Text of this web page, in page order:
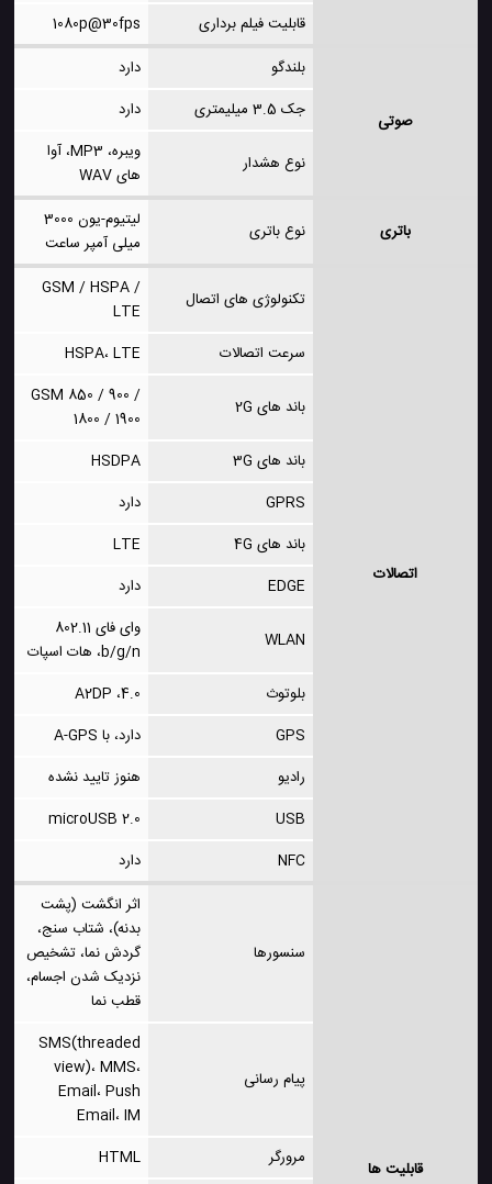
قابلیت فیلم برداری 1080p@30fps
صوتی
بلندگو
دارد
جک 3.5 میلیمتری
دارد
نوع هشدار
ویبره، MP3، آوا
های WAV
باتری نوع باتری
لیتیوم-یون 3000
میلی آمپر ساعت
اتصالات
تکنولوژی های اتصال
GSM / HSPA /
LTE
سرعت اتصالات
HSPA، LTE
باند های 2G
GSM 850 / 900 /
1800 / 1900
باند های 3G
HSDPA
GPRS
دارد
باند های 4G
LTE
EDGE
دارد
WLAN
وای فای 802.11
b/g/n، هات اسپات
بلوتوث
4.0، A2DP
GPS
دارد، با A-GPS
رادیو
هنوز تایید نشده
USB
microUSB 2.0
NFC
دارد
قابلیت ها
سنسورها
اثر انگشت (پشت
بدنه)، شتاب سنج،
گردش نما، تشخیص
نزدیک شدن اجسام،
قطب نما
پیام رسانی
SMS(threaded
view)، MMS،
Email، Push
Email، IM
مرورگر
HTML